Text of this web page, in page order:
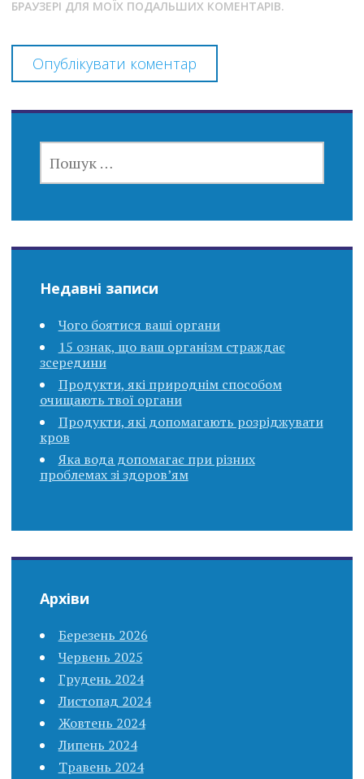
БРАУЗЕРІ ДЛЯ МОЇХ ПОДАЛЬШИХ КОМЕНТАРІВ.
Недавні записи
Чого боятися ваші органи
15 ознак, що ваш організм страждає
зсередини
Продукти, які природнім способом
очищають твої органи
Продукти, які допомагають розріджувати
кров
Яка вода допомагає при різних
проблемах зі здоров’ям
Архіви
Березень 2026
Червень 2025
Грудень 2024
Листопад 2024
Жовтень 2024
Липень 2024
Травень 2024